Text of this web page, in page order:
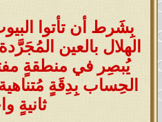
بِشَرط أن تأتوا
الهلال بالعين
يُبصِر في منطقةٍ
الحِساب بِدِقَةٍ
ثانيةٍ